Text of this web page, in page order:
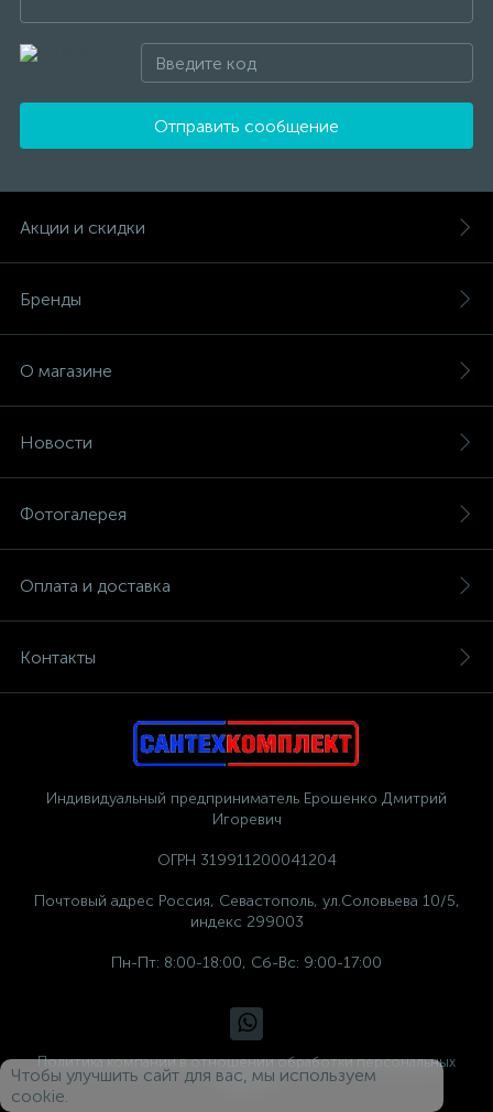
Отправить сообщение
Акции и скидки
Бренды
О магазине
Новости
Фотогалерея
Оплата и доставка
Контакты
Индивидуальный предприниматель Ерошенко Дмитрий
Игоревич
ОГРН 319911200041204
Почтовый адрес Россия, Севастополь, ул.Соловьева 10/5,
индекс 299003
Пн-Пт: 8:00-18:00, Сб-Вс: 9:00-17:00
Политика компании в отношении обработки персональных
данных
Чтобы улучшить сайт для вас, мы используем
cookie.